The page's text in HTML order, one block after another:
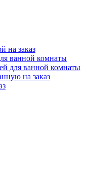
на заказ
ванной комнаты
для ванной комнаты
на заказ